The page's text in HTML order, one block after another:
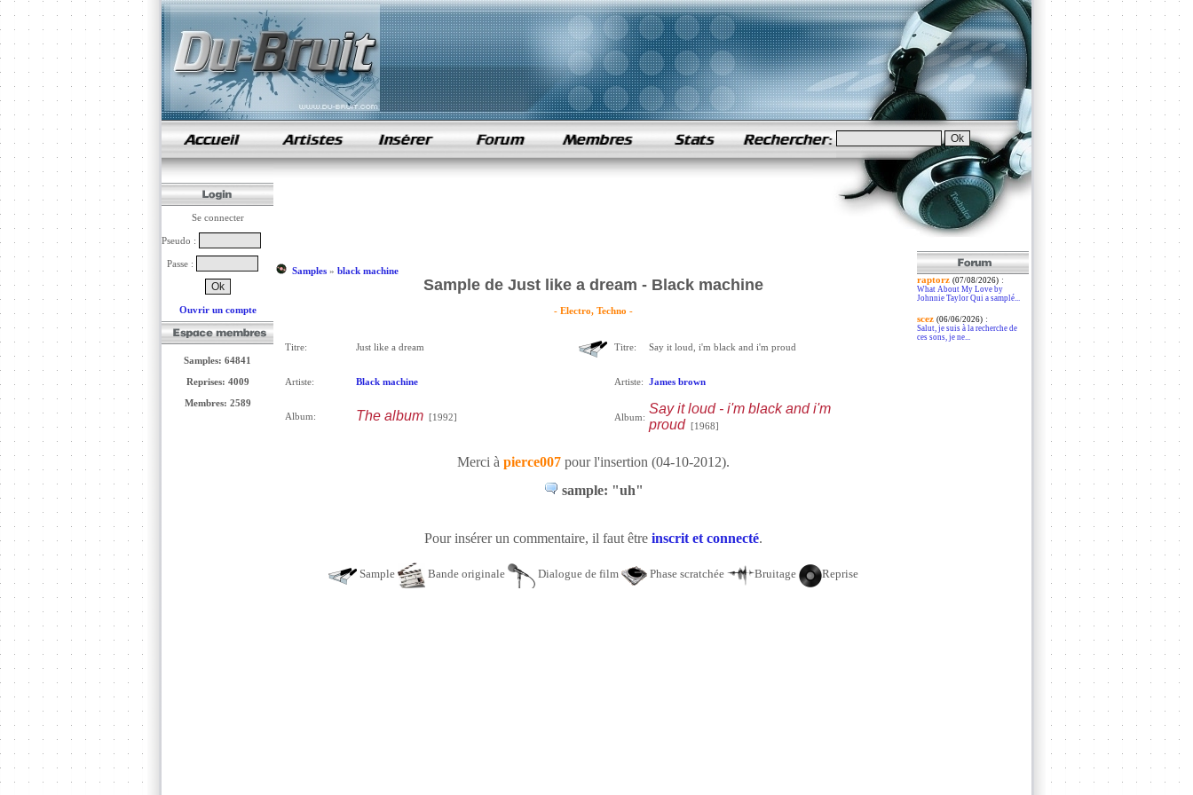
samples de rap
Se connecter
Pseudo :
Passe :
Ouvrir un compte
Samples: 64841
Reprises: 4009
Membres: 2589
Samples» black machine
Sample de Just like a dream - Black machine
- Electro, Techno -
Titre: Just like a dream
Artiste: Black machine
Album: The album[1992]
Titre: Say it loud, i'm black and i'm proud
Artiste: James brown
Album:
Say it loud - i'm black and i'm
proud[1968]
Merci à pierce007 pour l'insertion (04-10-2012).
sample: "uh"
Pour insérer un commentaire, il faut être inscrit et connecté.
Sample Bande originale Dialogue de film Phase scratchée Bruitage Reprise
raptorz (07/08/2026):
What About My Love by
Johnnie Taylor Qui a samplé...
scez (06/06/2026):
Salut, je suis à la recherche de
ces sons, je ne...